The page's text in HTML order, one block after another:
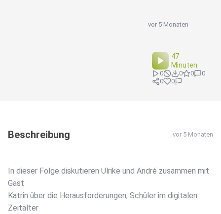
vor 5 Monaten
47
Minuten
0 0 0
0
0
0
Beschreibung vor 5 Monaten
In dieser Folge diskutieren Ulrike und André zusammen mit
Gast
Katrin über die Herausforderungen, Schüler im digitalen
Zeitalter